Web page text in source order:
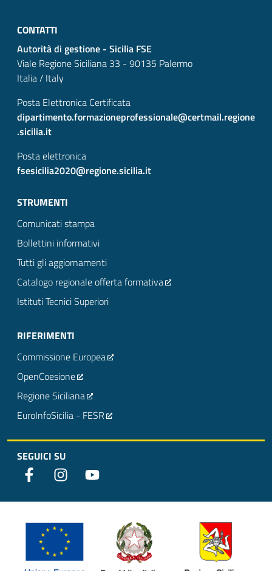
CONTATTI
Autorità di gestione - Sicilia FSE
Viale Regione Siciliana 33 - 90135 Palermo
Italia / Italy
Posta Elettronica Certificata
dipartimento.formazioneprofessionale@certmail.regione
.sicilia.it
Posta elettronica
fsesicilia2020@regione.sicilia.it
STRUMENTI
Comunicati stampa
Bollettini informativi
Tutti gli aggiornamenti
Catalogo regionale offerta formativa
Istituti Tecnici Superiori
RIFERIMENTI
Commissione Europea
OpenCoesione
Regione Siciliana
EuroInfoSicilia - FESR
SEGUICI SU